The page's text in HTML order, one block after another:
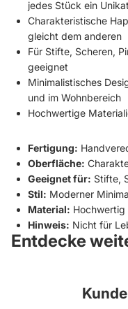
jedes Stück ein Unikat
Charakteristische
gleicht dem anderen
Für Stifte, Scheren,
geeignet
Minimalistisches
und im Wohnbereich
Hochwertige
Fertigung:
Oberfläche:
Geeignet für: Stifte,
Stil: Moderner
Material:
Hinweis: Nicht für
Entdecke